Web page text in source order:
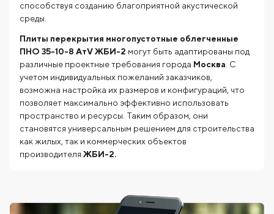
способствуя созданию благоприятной акустической
среды.
Плиты перекрытия многопустотные облегченные
ПНО 35-10-8 АтV ЖБИ-2 могут быть адаптированы под
различные проектные требования города Москва . С
учетом индивидуальных пожеланий заказчиков,
возможна настройка их размеров и конфигураций, что
позволяет максимально эффективно использовать
пространство и ресурсы. Таким образом, они
становятся универсальным решением для строительства
как жилых, так и коммерческих объектов
производителя ЖБИ-2.